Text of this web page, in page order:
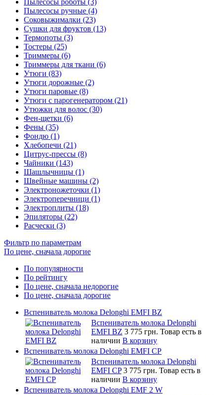
Пылесосы ручные (4)
Соковыжималки (23)
Сушки для фруктов (13)
Термопоты (3)
Тостеры (25)
Триммеры (6)
Триммеры для ткани (6)
Утюги (83)
Утюги дорожные (2)
Утюги паровые (8)
Утюги с парогенератором (21)
Утюжки для волос (30)
Фен-щетки (6)
Фены (35)
Фондю (1)
Хлебопечи (21)
Цитрус-прессы (8)
Чайники (143)
Шашлычницы (1)
Швейные машины (2)
Электроножеточки (1)
Электроперечници (1)
Электроплиты (18)
Эпиляторы (22)
Расчески (3)
Фильтр по параметрам
По цене, сначала дорогие
По популярности
По рейтингу
По цене, сначала недорогие
По цене, сначала дорогие
Вспениватель молока Delonghi EMFI BZ
Вспениватель молока Delonghi
EMFI BZ 3 775 грн. Товар есть в
наличии В корзину
Вспениватель молока Delonghi EMFI CP
Вспениватель молока Delonghi
EMFI CP 3 775 грн. Товар есть в
наличии В корзину
Вспениватель молока Delonghi EMF 2 W